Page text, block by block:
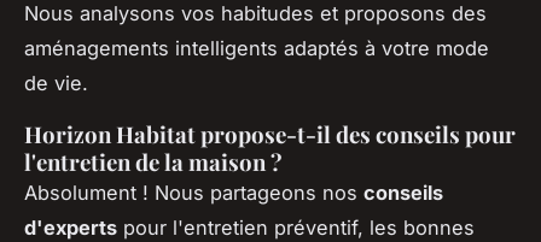
Nous analysons vos habitudes et proposons des
aménagements intelligents adaptés à votre mode
de vie.
Horizon Habitat propose-t-il des conseils pour
l'entretien de la maison ?
Absolument ! Nous partageons nos conseils
d'experts pour l'entretien préventif, les bonnes